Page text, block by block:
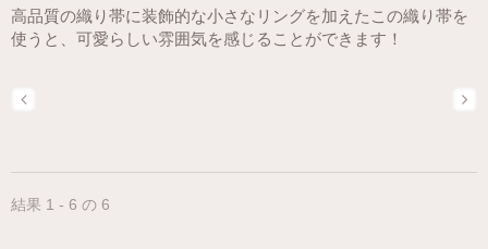
高品質の織り帯に装飾的な小さなリングを加えたこの織り帯を
使うと、可愛らしい雰囲気を感じることができます！
結果 1 - 6 の 6